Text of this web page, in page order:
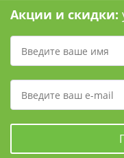
Акции и скидки: